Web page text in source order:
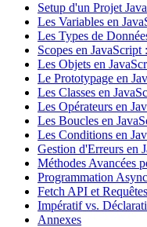
Setup d'un Projet
Les Variables en
Les Types de
Scopes en
Les Objets en
Le Prototypage en
Les Classes en
Les Opérateurs en
Les Boucles en
Les Conditions en
Gestion d'Erreurs en
Méthodes Avancées
Programmation
Fetch API et
Impératif vs.
Annexes